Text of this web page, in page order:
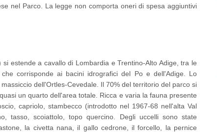
nel Parco. La legge non comporta oneri di spesa aggiuntivi
si estende a cavallo di Lombardia e Trentino-Alto Adige, tra le
corrisponde ai bacini idrografici del Po e dell'Adige. Lo
dell'Ortles-Cevedale. Il 70% del territorio del parco si
un quarto dell'area totale. Ricca e varia la fauna presente
capriolo, stambecco (introdotto nel 1967-68 nell'alta Val
tasso, scoiattolo, topo quercino. Degli uccelli sono state
la civetta nana, il gallo cedrone, il forcello, la pernice